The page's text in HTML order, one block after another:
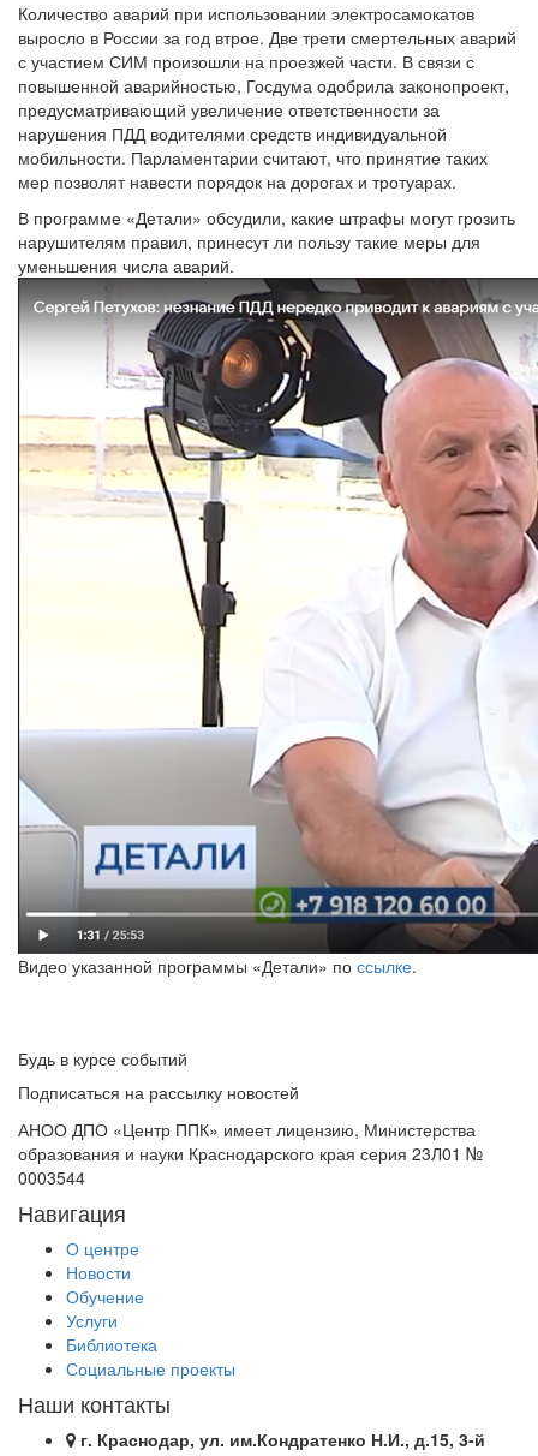
Количество аварий при использовании электросамокатов
выросло в России за год втрое. Две трети смертельных аварий
с участием СИМ произошли на проезжей части. В связи с
повышенной аварийностью, Госдума одобрила законопроект,
предусматривающий увеличение ответственности за
нарушения ПДД водителями средств индивидуальной
мобильности. Парламентарии считают, что принятие таких
мер позволят навести порядок на дорогах и тротуарах.
В программе «Детали» обсудили, какие штрафы могут грозить
нарушителям правил, принесут ли пользу такие меры для
уменьшения числа аварий.
Видео указанной программы «Детали» по ссылке.
Будь в курсе событий
Подписаться на рассылку новостей
АНОО ДПО «Центр ППК» имеет лицензию, Министерства
образования и науки Краснодарского края серия 23Л01 №
0003544
Навигация
О центре
Новости
Обучение
Услуги
Библиотека
Социальные проекты
Наши контакты
г. Краснодар, ул. им.Кондратенко Н.И., д.15, 3-й